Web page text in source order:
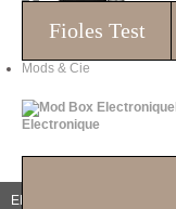
Fioles Test
Mods & Cie
Electronique
EN SAVOIR PLUS